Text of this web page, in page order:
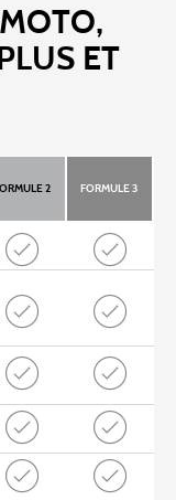
ET
2 FORMULE 3